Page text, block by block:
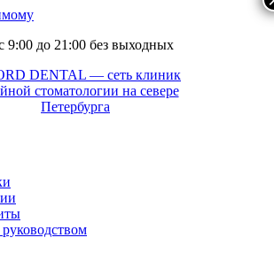
9:00 до 21:00 без выходных
руководством